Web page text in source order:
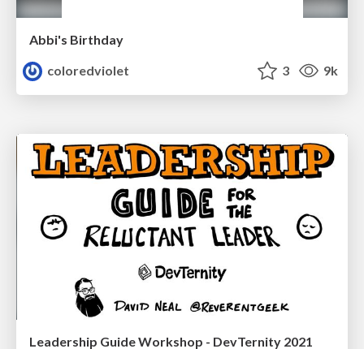
Abbi's Birthday
coloredviolet
3 9k
Leadership Guide Workshop - DevTernity 2021